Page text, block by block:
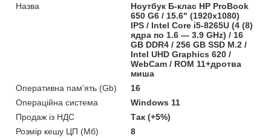
Назва
Ноутбук Б-клас HP ProBook
650 G6 / 15.6" (1920x1080)
IPS / Intel Core i5-8265U (4 (8)
ядра по 1.6 — 3.9 GHz) / 16
GB DDR4 / 256 GB SSD M.2 /
Intel UHD Graphics 620 /
WebCam / ROM 11+дротва
миша
Оперативна пам'ять (Gb)
16
Операційна система
Windows 11
Продаж із НДС
Так (+5%)
Розмір кешу ЦП (Мб)
8